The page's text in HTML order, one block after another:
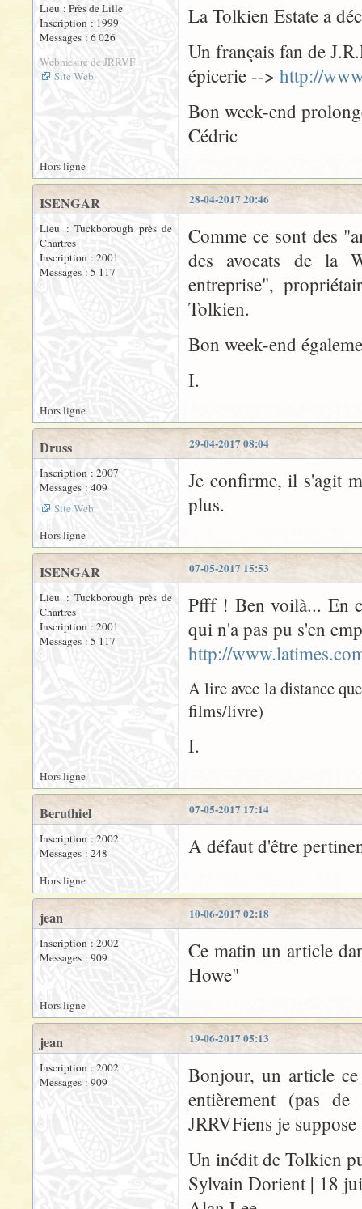
Lieu : Près de Lille
Inscription : 1999
Messages : 6 026
Webmestre de JRRVF
Site Web
La Tolkien Estate a
Un français fan de
épicerie --> http://
Bon week-end
Cédric
Hors ligne
28-04-2017 20:46
ISENGAR
Lieu : Tuckborough près de
Chartres
Inscription : 2001
Messages : 5 117
Comme ce sont des
des avocats de la
entreprise",
Tolkien.
Bon week-end
I.
Hors ligne
29-04-2017 08:04
Druss
Inscription : 2007
Messages : 409
Site Web
Je confirme, il s'agit
plus.
Hors ligne
07-05-2017 15:53
ISENGAR
Lieu : Tuckborough près de
Chartres
Inscription : 2001
Messages : 5 117
Pfff ! Ben voilà... En
qui n'a pas pu s'en
http://
A lire avec la distance
films/livre)
I.
Hors ligne
07-05-2017 17:14
Beruthiel
Inscription : 2002
Messages : 248
A défaut d'être
Hors ligne
10-06-2017 02:18
jean
Inscription : 2002
Messages : 909
Ce matin un article
Howe"
Hors ligne
19-06-2017 05:13
jean
Inscription : 2002
Messages : 909
Bonjour, un article
entièrement (pas
JRRVFiens je suppose
Un inédit de Tolkien
Sylvain Dorient | 18